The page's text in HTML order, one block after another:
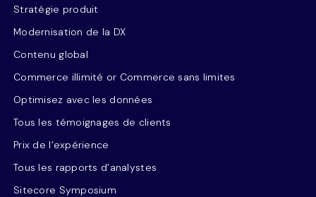
Stratégie produit
Modernisation de la DX
Contenu global
Commerce illimité or Commerce sans limites
Optimisez avec les données
Tous les témoignages de clients
Prix de l’expérience
Tous les rapports d’analystes
Sitecore Symposium